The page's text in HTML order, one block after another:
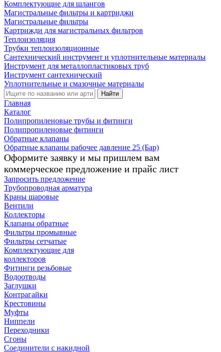
Комплектующие для шлангов
Магистральные фильтры и картриджи
Магистральные фильтры
Картрижди для магистральных фильтров
Теплоизоляция
Трубки теплоизоляционные
Сантехнический инструмент и уплотнительные материалы
Инструмент для металлопластиковых труб
Инструмент сантехнический
Уплотнительные и смазочные материалы
Найти
Главная
Каталог
Полипропиленовые трубы и фитинги
Полипропиленовые фитинги
Обратные клапаны
Обратные клапаны рабочее давление 25 (Бар)
Оформите заявку и мы пришлем вам
коммерческое предложение и прайс лист
Запросить предложение
Трубопроводная арматура
Краны шаровые
Вентили
Коллекторы
Клапаны обратные
Фильтры промывные
Фильтры сетчатые
Комплектующие для
коллекторов
Фитинги резьбовые
Водоотводы
Заглушки
Контрагайки
Крестовины
Муфты
Ниппели
Переходники
Сгоны
Соединители с накидной